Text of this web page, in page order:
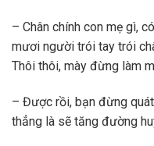
– Chân chính con mẹ gì,
mươi người trói tay trói
Thôi thôi, mày đừng làm
– Được rồi, bạn đừng
thẳng là sẽ tăng đường